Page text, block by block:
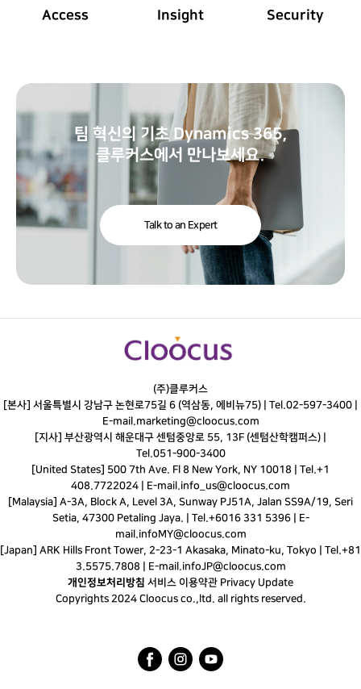
Access Insight Security
팀 혁신의 기초 Dynamics 365,
클루커스에서 만나보세요.
Talk to an Expert
(주)클루커스
[본사] 서울특별시 강남구 논현로75길 6 (역삼동, 에비뉴75) | Tel.02-597-3400
E-mail.marketing@cloocus.com
[지사] 부산광역시 해운대구 센텀중앙로 55, 13F (센텀산학캠퍼스) |
Tel.051-900-3400
[United States] 500 7th Ave. Fl 8 New York, NY 10018 | Tel.+1
408.7722024 | E-mail.info_us@cloocus.com
[Malaysia] A-3A, Block A, Level 3A, Sunway PJ51A, Jalan SS9A/19, Seri
Setia, 47300 Petaling Jaya. | Tel.+6016 331 5396 | E-
mail.infoMY@cloocus.com
[Japan] ARK Hills Front Tower, 2-23-1 Akasaka, Minato-ku, Tokyo | Tel.+81
3.5575.7808 | E-mail.infoJP@cloocus.com
개인정보처리방침 서비스 이용약관 Privacy Update
Copyrights 2024 Cloocus co.,ltd. all rights reserved.